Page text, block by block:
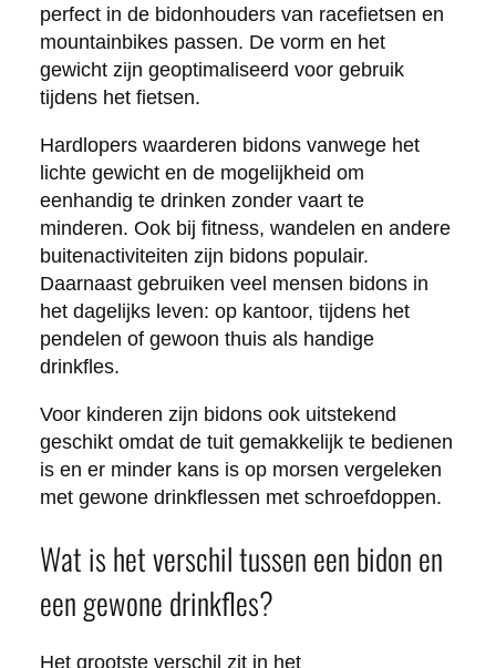
perfect in de bidonhouders van racefietsen en
mountainbikes passen. De vorm en het
gewicht zijn geoptimaliseerd voor gebruik
tijdens het fietsen.
Hardlopers waarderen bidons vanwege het
lichte gewicht en de mogelijkheid om
eenhandig te drinken zonder vaart te
minderen. Ook bij fitness, wandelen en andere
buitenactiviteiten zijn bidons populair.
Daarnaast gebruiken veel mensen bidons in
het dagelijks leven: op kantoor, tijdens het
pendelen of gewoon thuis als handige
drinkfles.
Voor kinderen zijn bidons ook uitstekend
geschikt omdat de tuit gemakkelijk te bedienen
is en er minder kans is op morsen vergeleken
met gewone drinkflessen met schroefdoppen.
Wat is het verschil tussen een bidon en
een gewone drinkfles?
Het grootste verschil zit in het